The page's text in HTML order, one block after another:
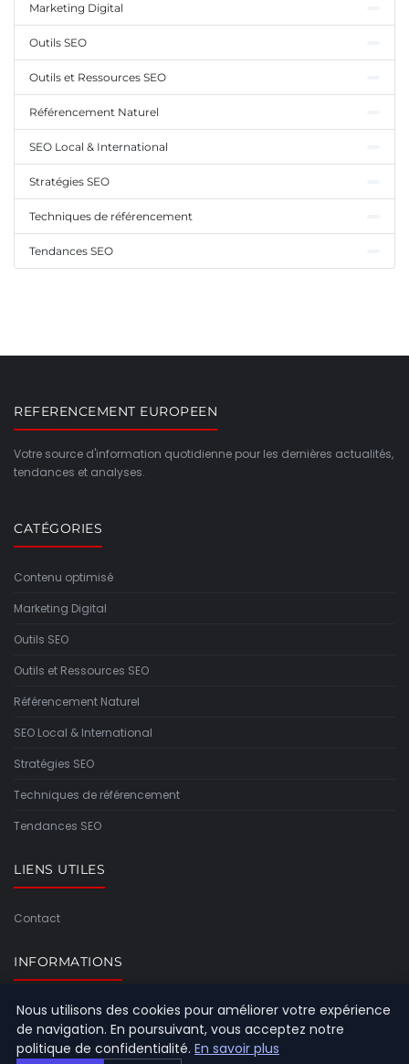
Marketing Digital
Outils SEO
Outils et Ressources SEO
Référencement Naturel
SEO Local & International
Stratégies SEO
Techniques de référencement
Tendances SEO
REFERENCEMENT EUROPEEN
Votre source d'information quotidienne pour les dernières actualités,
tendances et analyses.
CATÉGORIES
Contenu optimisé
Marketing Digital
Outils SEO
Outils et Ressources SEO
Référencement Naturel
SEO Local & International
Stratégies SEO
Techniques de référencement
Tendances SEO
LIENS UTILES
Contact
INFORMATIONS
Plan du site
Nous utilisons des cookies pour améliorer votre expérience
de navigation. En poursuivant, vous acceptez notre
politique de confidentialité. En savoir plus